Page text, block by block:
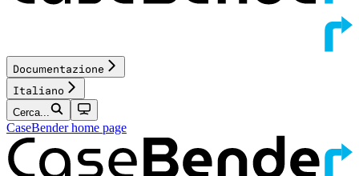
Documentazione
Italiano
Cerca...
CaseBenderhome page